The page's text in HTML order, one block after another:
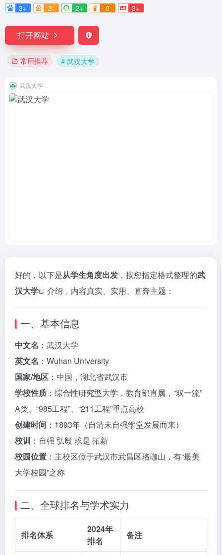
3+
3- 2+ 0 3+
打开网站
常用推荐 # 武汉大学
武汉大学
好的，以下是从学生角度出发 ，按您指定格式整理的武
汉大学
介绍，内容真实、实用、直奔主题：
一、基本信息
中文名 ：武汉大学
英文名 ：Wuhan University
国家/地区 ：中国，湖北省武汉市
学校性质 ：综合性研究型大学，教育部直属，“双一流”
A类、“985工程”、“211工程”重点高校
创建时间 ：1893年（自清末自强学堂发展而来）
校训 ：自强 弘毅 求是 拓新
校园位置 ：主校区位于武汉市武昌区珞珈山，有“最美
大学校园”之称
二、全球排名与学术实力
排名体系
2024年
排名
备注